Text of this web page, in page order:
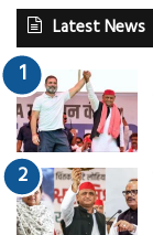
Latest News